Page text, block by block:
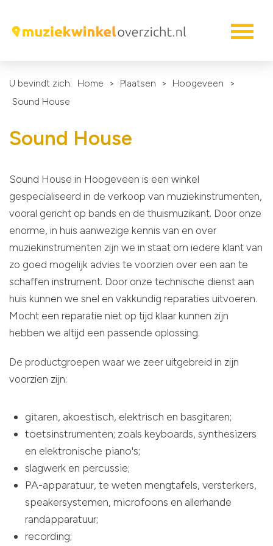
U bevindt zich: Home > Plaatsen > Hoogeveen
>
Sound House
Sound House
Sound House in Hoogeveen is een winkel
gespecialiseerd in de verkoop van muziekinstrumenten,
vooral gericht op bands en de thuismuzikant. Door onze
enorme, in huis aanwezige kennis van en over
muziekinstrumenten zijn we in staat om iedere klant van
zo goed mogelijk advies te voorzien over een aan te
schaffen instrument. Door onze technische dienst aan
huis kunnen we snel en vakkundig reparaties uitvoeren.
Mocht een reparatie niet op tijd klaar kunnen zijn
hebben we altijd een passende oplossing.
De productgroepen waar we zeer uitgebreid in zijn
voorzien zijn:
gitaren, akoestisch, elektrisch en basgitaren;
toetsinstrumenten; zoals keyboards, synthesizers
en elektronische piano's;
slagwerk en percussie;
PA-apparatuur, te weten mengtafels, versterkers,
speakersystemen, microfoons en allerhande
randapparatuur;
recording;